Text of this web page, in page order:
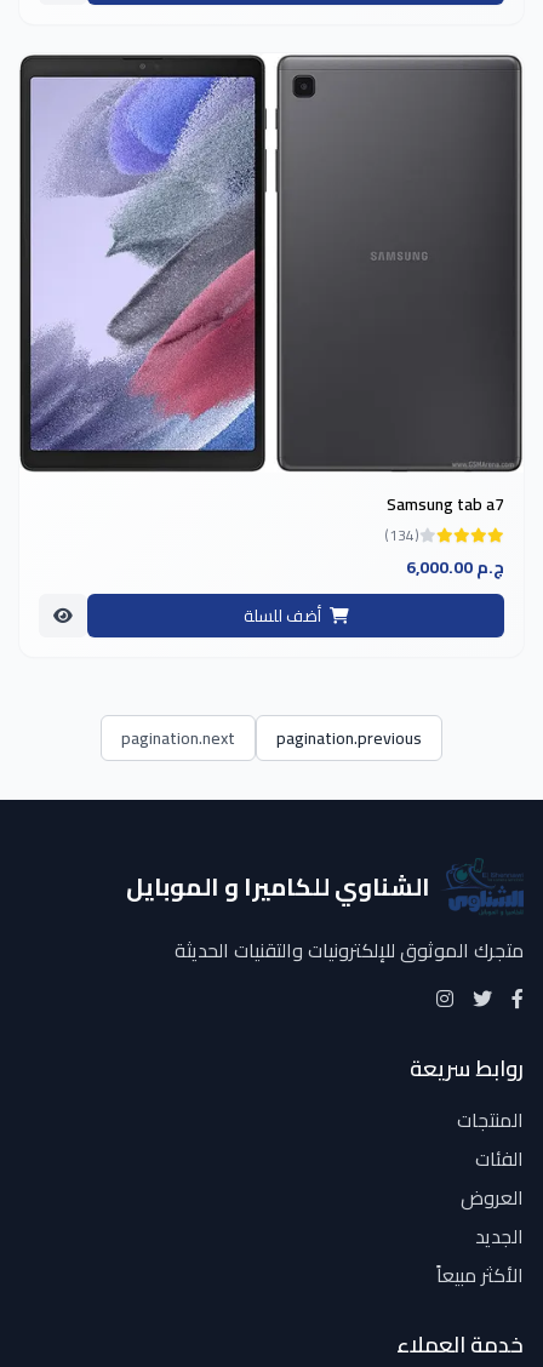
Samsung tab a7
(134)
6,000.00 ج.م
أضف للسلة
pagination.previous
pagination.next
الشناوي للكاميرا و الموبايل
متجرك الموثوق للإلكترونيات والتقنيات الحديثة
روابط سريعة
المنتجات
الفئات
العروض
الجديد
الأكثر مبيعاً
خدمة العملاء